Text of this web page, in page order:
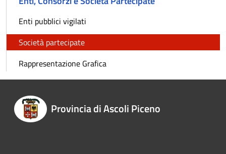
Enti pubblici vigilati
Società partecipate
Rappresentazione Grafica
Provincia di Ascoli Piceno